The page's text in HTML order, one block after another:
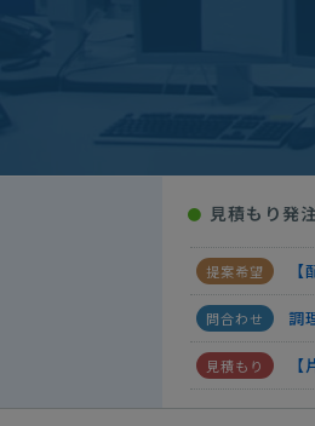
● 見積もり発
【
【
調
【